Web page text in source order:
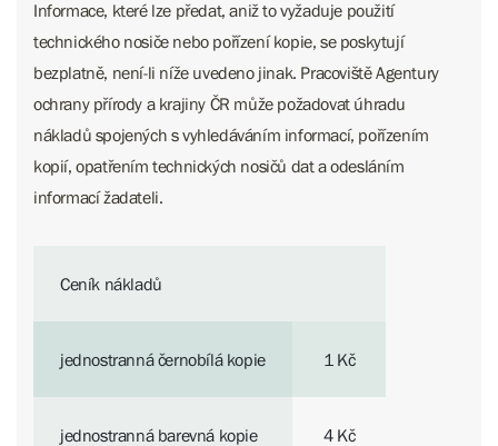
Informace, které lze předat, aniž to vyžaduje použití
technického nosiče nebo pořízení kopie, se poskytují
bezplatně, není-li níže uvedeno jinak. Pracoviště Agentury
ochrany přírody a krajiny ČR může požadovat úhradu
nákladů spojených s vyhledáváním informací, pořízením
kopií, opatřením technických nosičů dat a odesláním
informací žadateli.
Ceník nákladů
jednostranná černobílá kopie 1 Kč
jednostranná barevná kopie 4 Kč